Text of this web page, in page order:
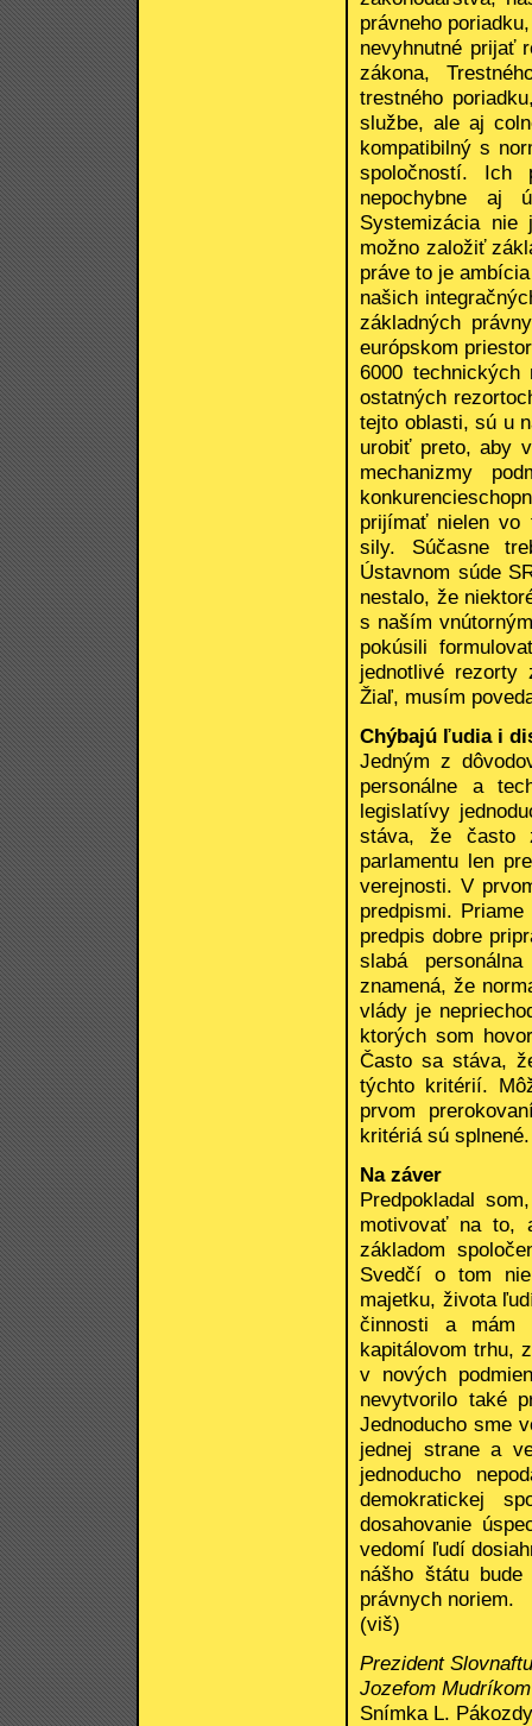
právneho
nevyhnutné prijať
zákona,
trestného
službe, ale aj
kompatibilný s
spoločností. Ich
nepochybne aj
Systemizácia
možno založiť
práve to je
našich
základných
európskom
6000
ostatných
tejto oblasti, sú u
urobiť preto, aby
mechanizmy
prijímať nielen vo
sily. Súčasne
Ústavnom súde
nestalo, že
s naším
pokúsili
jednotlivé rezorty
Žiaľ, musím
Chýbajú ľudia i
Jedným z
personálne a
legislatívy
stáva, že často
parlamentu len
verejnosti. V
predpismi.
predpis dobre
slabá
znamená, že
vlády je
ktorých som
Často sa stáva,
týchto kritérií.
prvom
kritériá sú splnené.
Na záver
Predpokladal
motivovať na to,
základom
Svedčí o tom
majetku, života
činnosti a mám
kapitálovom trhu,
v nových
nevytvorilo také
Jednoducho sme
jednej strane a
jednoducho
demokratickej
dosahovanie
vedomí ľudí
nášho štátu
právnych noriem.
(viš)
Prezident
Jozefom
Snímka L. Pákozdy